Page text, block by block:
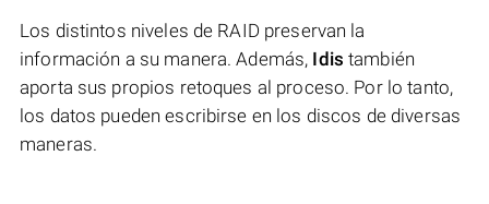
Los distintos niveles de RAID preservan la
información a su manera. Además, Idis también
aporta sus propios retoques al proceso. Por lo tanto,
los datos pueden escribirse en los discos de diversas
maneras.